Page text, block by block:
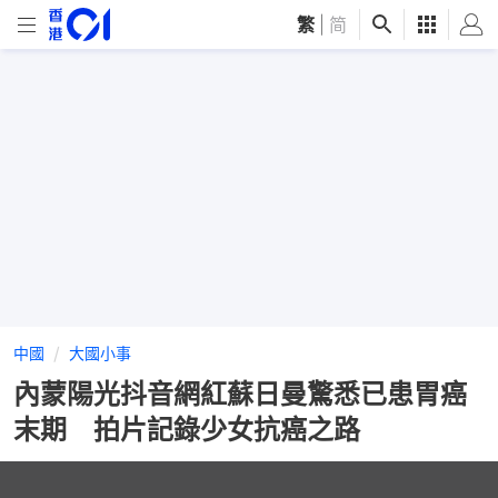
繁 简
中國 大國小事
內蒙陽光抖音網紅蘇日曼驚悉已患胃癌
末期 拍片記錄少女抗癌之路